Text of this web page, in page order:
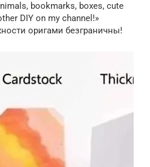
bookmarks, boxes, cute
DIY on my channel!»
оригами безграничны!